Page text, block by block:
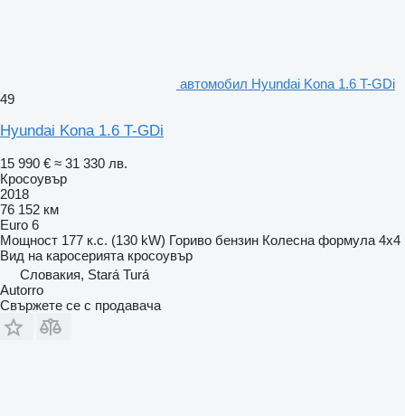
автомобил Hyundai Kona 1.6 T-GDi
49
Hyundai Kona 1.6 T-GDi
15 990 € ≈ 31 330 лв.
Кросоувър
2018
76 152 км
Euro 6
Мощност 177 к.с. (130 kW) Гориво бензин Колесна формула 4x4
Вид на каросерията кросоувър
Словакия, Stará Turá
Autorro
Свържете се с продавача